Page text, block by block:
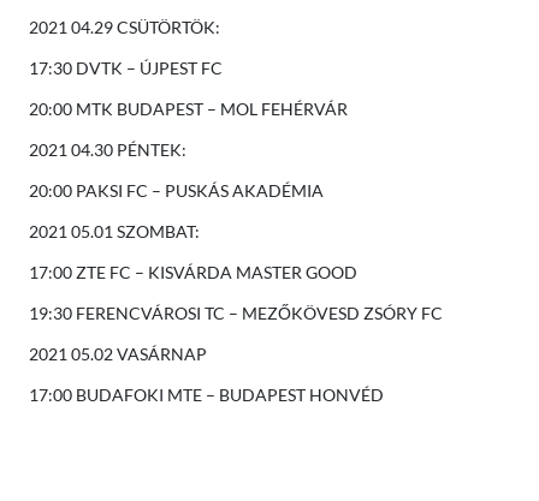
2021 04.29 CSÜTÖRTÖK:
17:30 DVTK – ÚJPEST FC
20:00 MTK BUDAPEST – MOL FEHÉRVÁR
2021 04.30 PÉNTEK:
20:00 PAKSI FC – PUSKÁS AKADÉMIA
2021 05.01 SZOMBAT:
17:00 ZTE FC – KISVÁRDA MASTER GOOD
19:30 FERENCVÁROSI TC – MEZŐKÖVESD ZSÓRY FC
2021 05.02 VASÁRNAP
17:00 BUDAFOKI MTE – BUDAPEST HONVÉD